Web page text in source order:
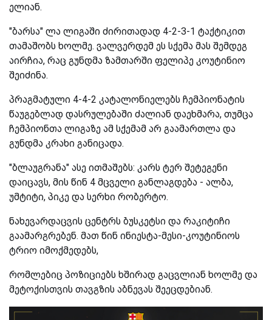
ელიან.
"ბარსა" ლა ლიგაში ძირითადად 4-2-3-1 ტაქტიკით
თამაშობს ხოლმე. ვალვერდემ ეს სქემა მას შემდეგ
აირჩია, რაც გუნდმა ზამთარში ფელიპე კოუტინიო
შეიძინა.
პრაგმატული 4-4-2 კატალონიელებს ჩემპიონატის
წაუგებლად დასრულებაში ძალიან დაეხმარა, თუმცა
ჩემპიონთა ლიგაზე ამ სქემამ არ გაამართლა და
გუნდმა კრახი განიცადა.
"ბლაუგრანა" ასე ითმაშებს: კარს ტერ შეტეგენი
დაიცავს, მის წინ 4 მცველი განლაგდება - ალბა,
უმტიტი, პიკე და სერხი რობერტო.
ნახევარდაცვის ცენტრს ბუსკეტსი და რაკიტიჩი
გაამარგრებენ. მათ წინ ინიესტა-მესი-კოუტინიოს
ტრიო იმოქმედებს,
რომლებიც პოზიციებს ხშირად გაცვლიან ხოლმე და
მეტოქისთვის თავგზის აბნევას შეეცდებიან.